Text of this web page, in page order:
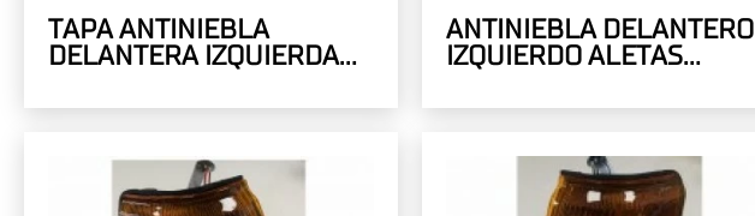
TAPA ANTINIEBLA
DELANTERA IZQUIERDA
ANTINIEBLA DELANTERO
IZQUIERDO ALETAS